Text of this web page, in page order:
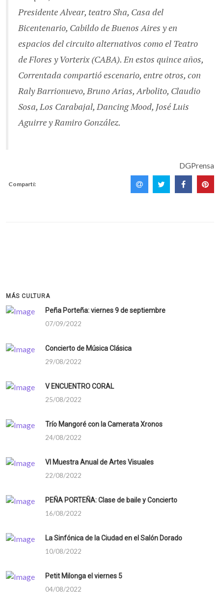
Presidente Alvear, teatro Sha, Casa del
Bicentenario, Cabildo de Buenos Aires y en
espacios del circuito alternativos como el Teatro
de Flores y Vorterix (CABA). En estos quince años,
Correntada compartió escenario, entre otros, con
Raly Barrionuevo, Bruno Arias, Arbolito, Claudio
Sosa, Los Carabajal, Dancing Mood, José Luis
Aguirre y Ramiro González.
DGPrensa
Compartí:
MÁS CULTURA
Peña Porteña: viernes 9 de septiembre
07/09/2022
Concierto de Música Clásica
29/08/2022
V ENCUENTRO CORAL
25/08/2022
Trío Mangoré con la Camerata Xronos
24/08/2022
VI Muestra Anual de Artes Visuales
22/08/2022
PEÑA PORTEÑA: Clase de baile y Concierto
16/08/2022
La Sinfónica de la Ciudad en el Salón Dorado
10/08/2022
Petit Milonga el viernes 5
04/08/2022